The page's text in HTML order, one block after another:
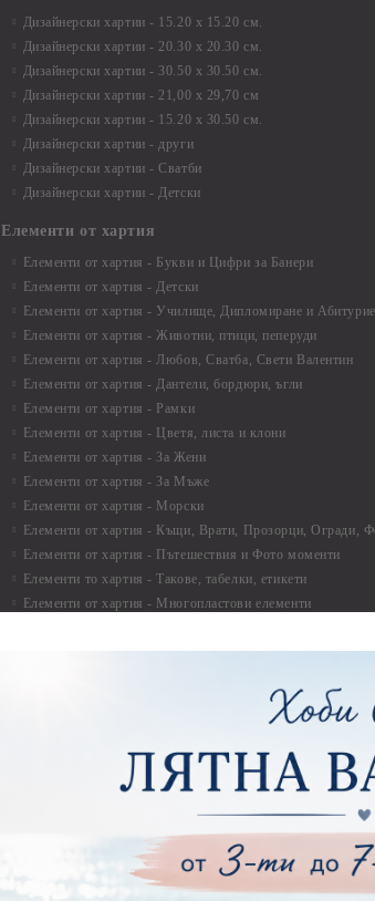
Дизайнерски хартии - 15.20 х 15.20 см.
Дизайнерски хартии - 20.30 х 20.30 см.
Дизайнерски хартии - 30.50 х 30.50 см.
Дизайнерски хартии - 21,00 х 29,70 см
Дизайнерски хартии - 15.20 x 30.50 см.
Дизайнерски хартии - други
Дизайнерски хартии - Сватби
Дизайнерски хартии - Детски
Елементи от хартия
Елементи от хартия - Букви и Цифри за Банери
Елементи от хартия - Детски
Елементи от хартия - Училище, Дипломиране и
Елементи от хартия - Животни, птици, пеперуди
Елементи от хартия - Любов, Сватба, Свети Валентин
Елементи от хартия - Дантели, бордюри, ъгли
Елементи от хартия - Рамки
Елементи от хартия - Цветя, листа и клони
Елементи от хартия - За Жени
Елементи от хартия - За Мъже
Елементи от хартия - Морски
Елементи от хартия - Къщи, Врати, Прозорци, Огради,
Елементи от хартия - Пътешествия и Фото моменти
Елементи то хартия - Такове, табелки, етикети
Елементи от хартия - Многопластови елементи
Елементи от хартия - Готови композиции
Елементи от бирен картон - Декоративни рамки
Елементи от бирен картон - Надписи на български
Елементи от бирен картон - Ъгли и орнаменти
Елементи от бирен картон - Сватба
Елементи от бирен картон - Училище, Дипломиране и
Елементи от бирен картон - Бебшки и Детски елементи